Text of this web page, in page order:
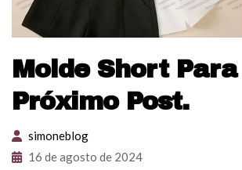
Molde Short Para
Próximo Post.
simoneblog
16 de agosto de 2024